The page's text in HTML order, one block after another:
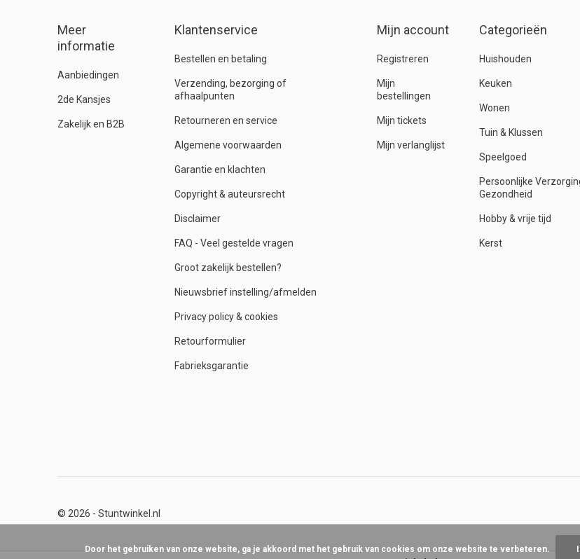
Meer
informatie
Aanbiedingen
2de Kansjes
Zakelijk en B2B
Klantenservice
Bestellen en betaling
Verzending, bezorging of
afhaalpunten
Retourneren en service
Algemene voorwaarden
Garantie en klachten
Copyright & auteursrecht
Disclaimer
FAQ - Veel gestelde vragen
Groot zakelijk bestellen?
Nieuwsbrief instelling/afmelden
Privacy policy & cookies
Retourformulier
Fabrieksgarantie
Mijn account
Registreren
Mijn
bestellingen
Mijn tickets
Mijn verlanglijst
Categorieën
Huishouden
Keuken
Wonen
Tuin & Klussen
Speelgoed
Persoonlijke
Gezondheid
Hobby & vrije tijd
Kerst
© 2026 - Stuntwinkel.nl
Door het gebruiken van onze website, ga je akkoord met het gebruik van cookies om onze website te verbeteren.